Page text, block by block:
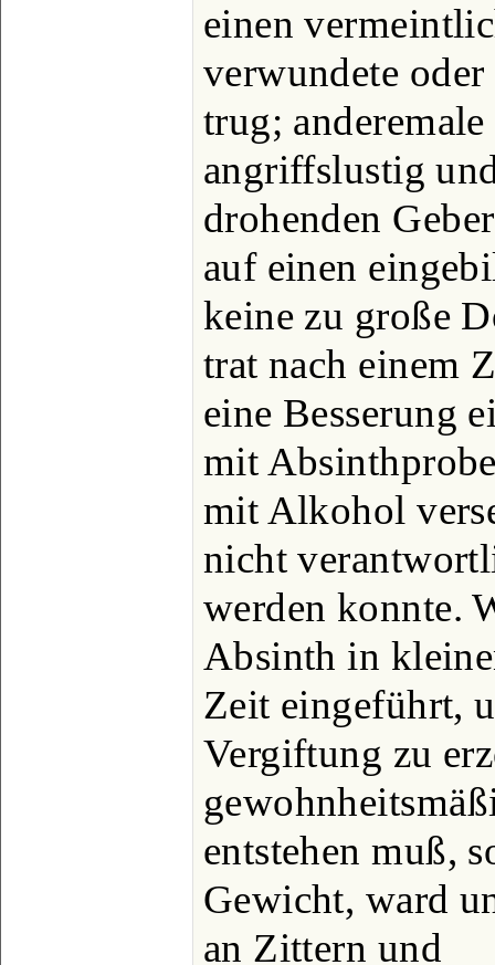
einen
verwundete
trug;
angriffslustig
drohenden
auf einen
keine zu große
trat nach einem
eine Besserung
mit
mit Alkohol
nicht
werden konnte.
Absinth in
Zeit eingeführt,
Vergiftung zu
entstehen muß,
Gewicht, ward
an Zittern und